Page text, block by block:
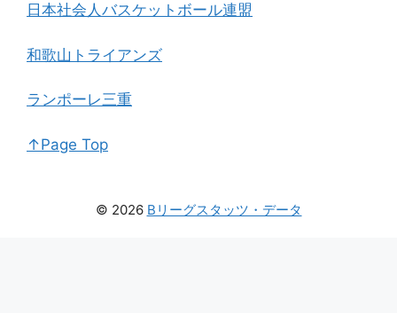
日本社会人バスケットボール連盟
和歌山トライアンズ
ランポーレ三重
↑Page Top
© 2026 Bリーグスタッツ・データ